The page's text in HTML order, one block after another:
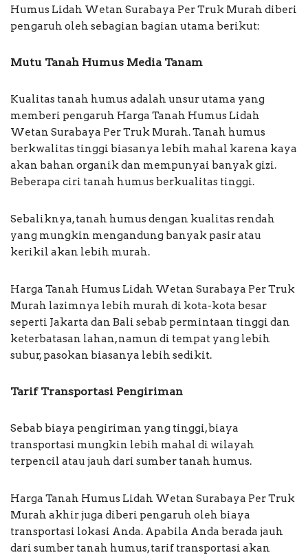
Humus Lidah Wetan Surabaya Per Truk Murah diberi
pengaruh oleh sebagian bagian utama berikut:
Mutu Tanah Humus Media Tanam
Kualitas tanah humus adalah unsur utama yang
memberi pengaruh Harga Tanah Humus Lidah
Wetan Surabaya Per Truk Murah. Tanah humus
berkwalitas tinggi biasanya lebih mahal karena kaya
akan bahan organik dan mempunyai banyak gizi.
Beberapa ciri tanah humus berkualitas tinggi.
Sebaliknya, tanah humus dengan kualitas rendah
yang mungkin mengandung banyak pasir atau
kerikil akan lebih murah.
Harga Tanah Humus Lidah Wetan Surabaya Per Truk
Murah lazimnya lebih murah di kota-kota besar
seperti Jakarta dan Bali sebab permintaan tinggi dan
keterbatasan lahan, namun di tempat yang lebih
subur, pasokan biasanya lebih sedikit.
Tarif Transportasi Pengiriman
Sebab biaya pengiriman yang tinggi, biaya
transportasi mungkin lebih mahal di wilayah
terpencil atau jauh dari sumber tanah humus.
Harga Tanah Humus Lidah Wetan Surabaya Per Truk
Murah akhir juga diberi pengaruh oleh biaya
transportasi lokasi Anda. Apabila Anda berada jauh
dari sumber tanah humus, tarif transportasi akan